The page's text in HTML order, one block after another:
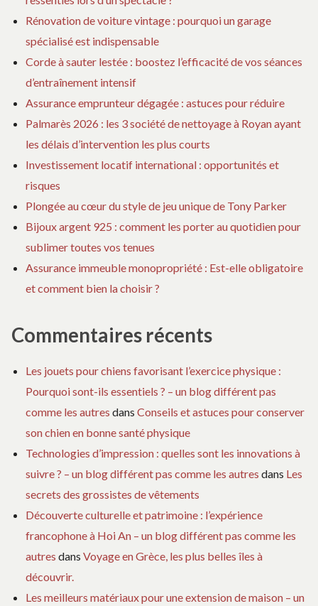
Rénovation de voiture vintage : pourquoi un garage
spécialisé est indispensable
Corde à sauter lestée : boostez l’efficacité de vos séances
d’entraînement intensif
Assurance emprunteur dégagée : astuces pour réduire
Palmarès 2026 : les 3 société de nettoyage à Royan ayant
les délais d’intervention les plus courts
Investissement locatif international : opportunités et
risques
Plongée au cœur du style de jeu unique de Tony Parker
Bijoux argent 925 : comment les porter au quotidien pour
sublimer toutes vos tenues
Assurance immeuble monopropriété : Est-elle obligatoire
et comment bien la choisir ?
Commentaires récents
Les jouets pour chiens favorisant l’exercice physique :
Pourquoi sont-ils essentiels ? – un blog différent pas
comme les autres dans Conseils et astuces pour conserver
son chien en bonne santé physique
Technologies d’impression : quelles sont les innovations à
suivre ? – un blog différent pas comme les autres dans Les
secrets des grossistes de vêtements
Découverte culturelle et patrimoine : l’expérience
francophone à Hoi An – un blog différent pas comme les
autres dans Voyage en Grèce, les plus belles îles à
découvrir.
Les meilleurs matériaux pour une extension de maison – un